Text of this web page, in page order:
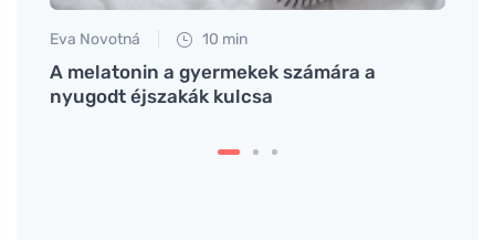
Eva Novotná 10 min
A melatonin a gyermekek számára a
nyugodt éjszakák kulcsa